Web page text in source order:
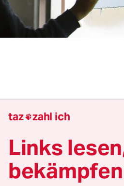
nicht viel dazu, wenn
Beispiel. „Äh nein, da
gut, wird Ihnen schon
es solche Themen, bei
weil sie eine Meinung
Ein schön
taz zahl ich
Links
bekämpfen